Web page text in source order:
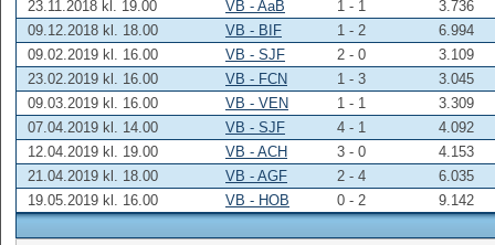
23.11.2018 kl. 19.00
VB - AaB 1 - 1
3.736
09.12.2018 kl. 18.00
VB - BIF 1 - 2
6.994
09.02.2019 kl. 16.00
VB - SJF 2 - 0
3.109
23.02.2019 kl. 16.00
VB - FCN 1 - 3
3.045
09.03.2019 kl. 16.00
VB - VEN 1 - 1
3.309
07.04.2019 kl. 14.00
VB - SJF 4 - 1
4.092
12.04.2019 kl. 19.00
VB - ACH 3 - 0
4.153
21.04.2019 kl. 18.00
VB - AGF 2 - 4
6.035
19.05.2019 kl. 16.00
VB - HOB 0 - 2 9.142